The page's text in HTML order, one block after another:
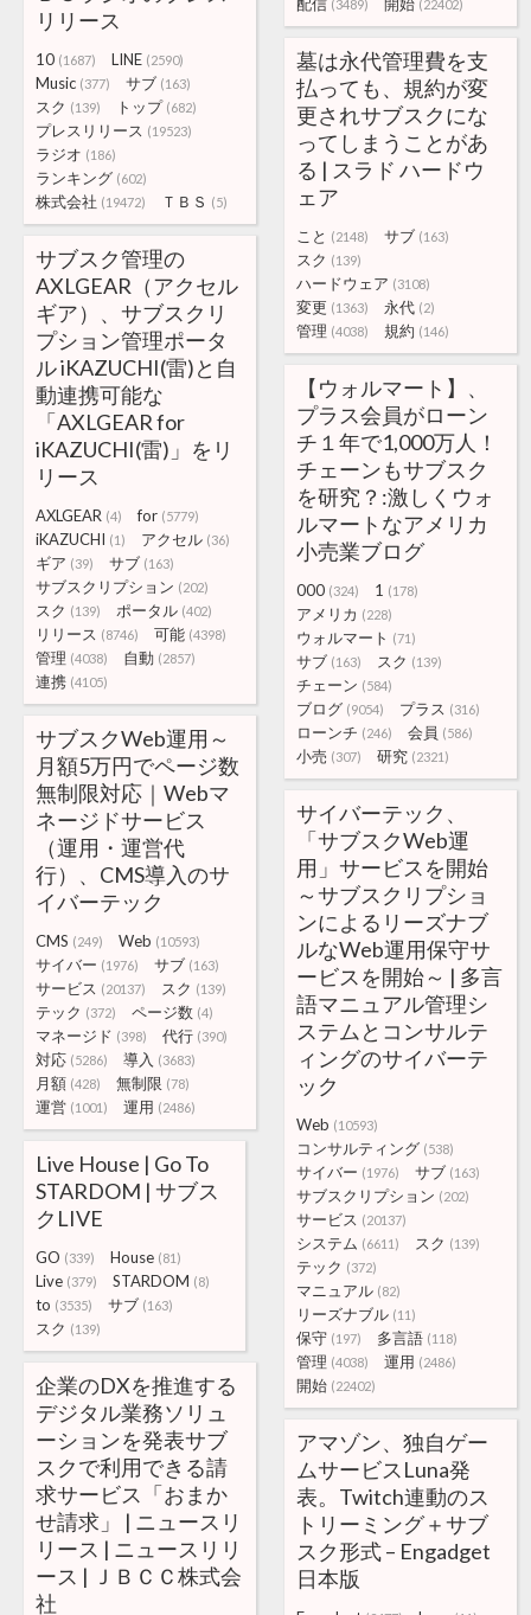
(3489) (22402)
リリース
10 (1687) LINE (2590)
Music (377) サブ (163)
スク (139) トップ (682)
プレスリリース (19523)
ラジオ (186)
ランキング (602)
株式会社 (19472) ＴＢＳ (5)
墓は永代管理費を支
払っても、規約が変
更されサブスクにな
ってしまうことがあ
る | スラド ハードウ
ェア
こと (2148) サブ (163)
スク (139)
ハードウェア (3108)
変更 (1363) 永代 (2)
管理 (4038) 規約 (146)
サブスク管理の
AXLGEAR（アクセル
ギア）、サブスクリ
プション管理ポータ
ル iKAZUCHI(雷)と自
動連携可能な
「AXLGEAR for
iKAZUCHI(雷)」をリ
リース
AXLGEAR (4) for (5779)
iKAZUCHI (1) アクセル (36)
ギア (39) サブ (163)
サブスクリプション (202)
スク (139) ポータル (402)
リリース (8746) 可能 (4398)
管理 (4038) 自動 (2857)
連携 (4105)
【ウォルマート】、
プラス会員がローン
チ１年で1,000万人！
チェーンもサブスク
を研究？:激しくウォ
ルマートなアメリカ
小売業ブログ
000 (324) 1 (178)
アメリカ (228)
ウォルマート (71)
サブ (163) スク (139)
チェーン (584)
ブログ (9054) プラス (316)
ローンチ (246) 会員 (586)
小売 (307) 研究 (2321)
サブスクWeb運用～
月額5万円でページ数
無制限対応｜Webマ
ネージドサービス
（運用・運営代
行）、CMS導入のサ
イバーテック
CMS (249) Web (10593)
サイバー (1976) サブ (163)
サービス (20137) スク (139)
テック (372) ページ数 (4)
マネージド (398) 代行 (390)
対応 (5286) 導入 (3683)
月額 (428) 無制限 (78)
運営 (1001) 運用 (2486)
サイバーテック、
「サブスクWeb運
用」サービスを開始
～サブスクリプショ
ンによるリーズナブ
ルなWeb運用保守サ
ービスを開始～ | 多言
語マニュアル管理シ
ステムとコンサルテ
ィングのサイバーテ
ック
Web (10593)
コンサルティング (538)
サイバー (1976) サブ (163)
サブスクリプション (202)
サービス (20137)
システム (6611) スク (139)
テック (372)
マニュアル (82)
リーズナブル (11)
保守 (197) 多言語 (118)
管理 (4038) 運用 (2486)
開始 (22402)
Live House | Go To
STARDOM | サブス
クLIVE
GO (339) House (81)
Live (379) STARDOM (8)
to (3535) サブ (163)
スク (139)
企業のDXを推進する
デジタル業務ソリュ
ーションを発表サブ
スクで利用できる請
求サービス「おまか
せ請求」 | ニュースリ
リース | ニュースリリ
ース | ＪＢＣＣ株式会
社
アマゾン、独自ゲー
ムサービスLuna発
表。Twitch連動のス
トリーミング＋サブ
スク形式 – Engadget
日本版